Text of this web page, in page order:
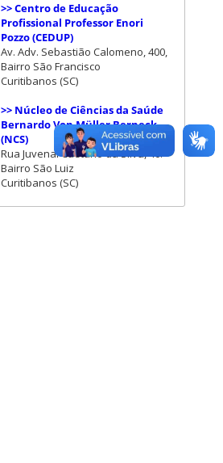
>> Centro de Educação
Profissional Professor Enori
Pozzo (CEDUP)
Av. Adv. Sebastião Calomeno, 400,
Bairro São Francisco
Curitibanos (SC)
>> Núcleo de Ciências da Saúde
Bernardo Von Müller Berneck
(NCS)
Rua Juvenal Caetano da Silva, 40.
Bairro São Luiz
Curitibanos (SC)